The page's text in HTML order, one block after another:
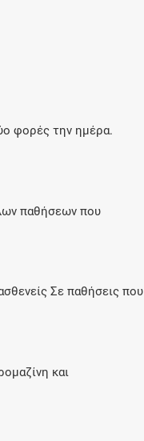
φορές την ημέρα.
παθήσεων που
Σε παθήσεις που
και